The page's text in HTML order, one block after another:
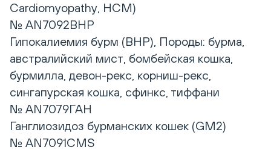
Сardiomyopathy, HCM)
№ AN7092BHP
Гипокалиемия бурм (BHP), Породы: бурма,
австралийский мист, бомбейская кошка,
бурмилла, девон-рекс, корниш-рекс,
сингапурская кошка, сфинкс, тиффани
№ AN7079ГАН
Ганглиозидоз бурманских кошек (GM2)
№ AN7091CMS